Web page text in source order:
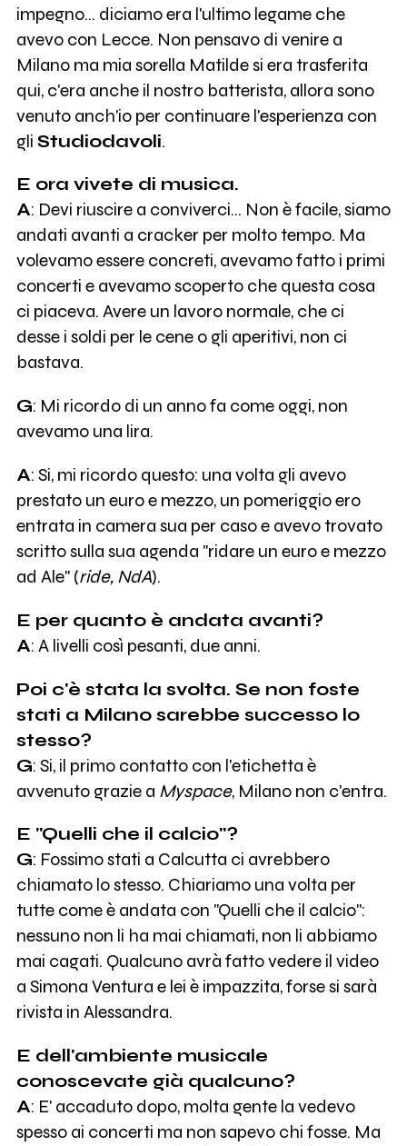
impegno… diciamo era l'ultimo legame che
avevo con Lecce. Non pensavo di venire a
Milano ma mia sorella Matilde si era trasferita
qui, c'era anche il nostro batterista, allora sono
venuto anch'io per continuare l'esperienza con
gli Studiodavoli.
E ora vivete di musica.
A: Devi riuscire a conviverci… Non è facile, siamo
andati avanti a cracker per molto tempo. Ma
volevamo essere concreti, avevamo fatto i primi
concerti e avevamo scoperto che questa cosa
ci piaceva. Avere un lavoro normale, che ci
desse i soldi per le cene o gli aperitivi, non ci
bastava.
G: Mi ricordo di un anno fa come oggi, non
avevamo una lira.
A: Si, mi ricordo questo: una volta gli avevo
prestato un euro e mezzo, un pomeriggio ero
entrata in camera sua per caso e avevo trovato
scritto sulla sua agenda "ridare un euro e mezzo
ad Ale" (ride, NdA).
E per quanto è andata avanti?
A: A livelli così pesanti, due anni.
Poi c'è stata la svolta. Se non foste
stati a Milano sarebbe successo lo
stesso?
G: Si, il primo contatto con l'etichetta è
avvenuto grazie a Myspace, Milano non c'entra.
E "Quelli che il calcio"?
G: Fossimo stati a Calcutta ci avrebbero
chiamato lo stesso. Chiariamo una volta per
tutte come è andata con "Quelli che il calcio":
nessuno non li ha mai chiamati, non li abbiamo
mai cagati. Qualcuno avrà fatto vedere il video
a Simona Ventura e lei è impazzita, forse si sarà
rivista in Alessandra.
E dell'ambiente musicale
conoscevate già qualcuno?
A: E' accaduto dopo, molta gente la vedevo
spesso ai concerti ma non sapevo chi fosse. Ma